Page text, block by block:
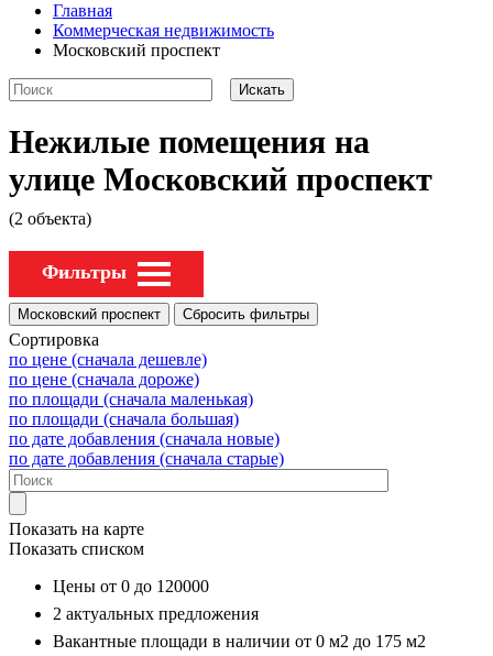
Главная
Коммерческая недвижимость
Московский проспект
Нежилые помещения на
улице Московский проспект
(2 объекта)
Фильтры
Сортировка
по цене (сначала дешевле)
по цене (сначала дороже)
по площади (сначала маленькая)
по площади (сначала большая)
по дате добавления (сначала новые)
по дате добавления (сначала старые)
Показать на карте
Показать списком
Цены от 0 до 120000
2 актуальных предложения
Вакантные площади в наличии от 0 м2 до 175 м2